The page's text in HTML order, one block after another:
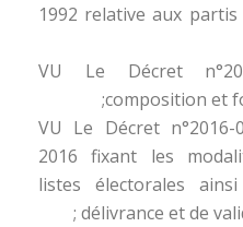
1992 relative aux
VU Le Décret
composition et
VU Le Décret
2016 fixant les
listes électorales
délivrance et de